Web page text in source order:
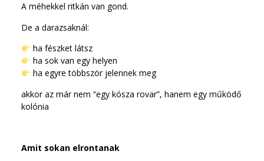
A méhekkel ritkán van gond.
De a darazsaknál:
ha fészket látsz
ha sok van egy helyen
ha egyre többször jelennek meg
akkor az már nem “egy kósza rovar”, hanem egy működő
kolónia
Amit sokan elrontanak